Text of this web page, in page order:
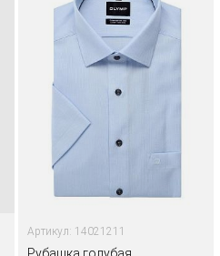
Артикул: 14021211
Рубашка голубая